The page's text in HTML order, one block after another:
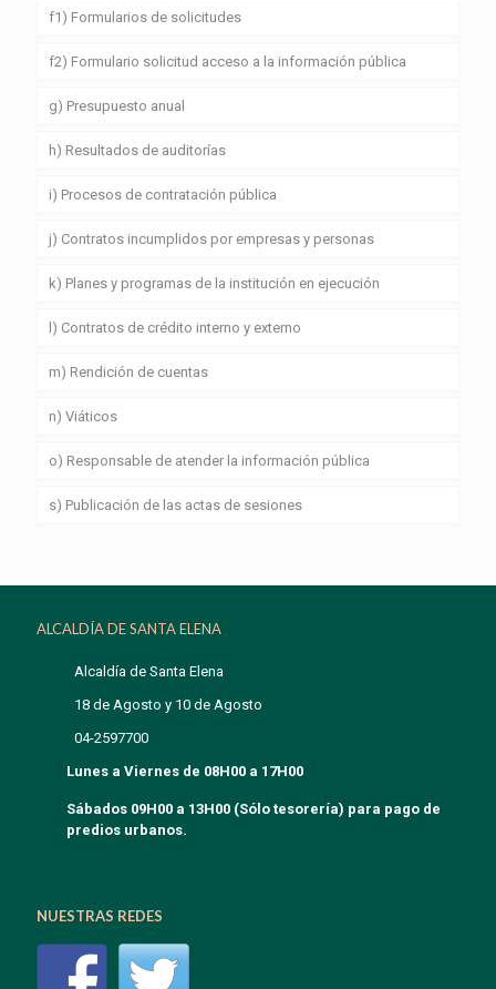
f1) Formularios de solicitudes
f2) Formulario solicitud acceso a la información pública
g) Presupuesto anual
h) Resultados de auditorías
i) Procesos de contratación pública
j) Contratos incumplidos por empresas y personas
k) Planes y programas de la institución en ejecución
l) Contratos de crédito interno y externo
m) Rendición de cuentas
n) Viáticos
o) Responsable de atender la información pública
s) Publicación de las actas de sesiones
ALCALDÍA DE SANTA ELENA
Alcaldía de Santa Elena
18 de Agosto y 10 de Agosto
04-2597700
Lunes a Viernes de 08H00 a 17H00
Sábados 09H00 a 13H00 (Sólo tesorería) para pago de
predios urbanos.
NUESTRAS REDES